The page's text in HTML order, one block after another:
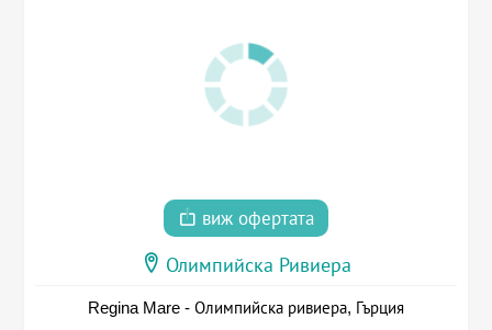
виж офертата
Олимпийска Ривиера
Regina Mare - Олимпийска ривиера, Гърция